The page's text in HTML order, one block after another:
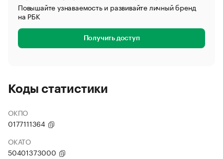
Повышайте узнаваемость и развивайте личный бренд
на РБК
Получить доступ
Коды статистики
ОКПО
0177111364
ОКАТО
50401373000